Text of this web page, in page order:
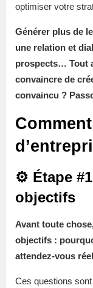
optimiser votre
Générer plus de
une relation et
prospects… Tout
convaincre de
convaincu ?
⚙️ Étape
objectifs
Avant toute
objectifs :
attendez-vous
Ces questions